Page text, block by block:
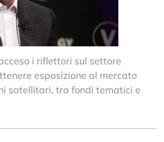
i riflettori sul settore
esposizione al mercato
satellitari, tra fondi tematici e